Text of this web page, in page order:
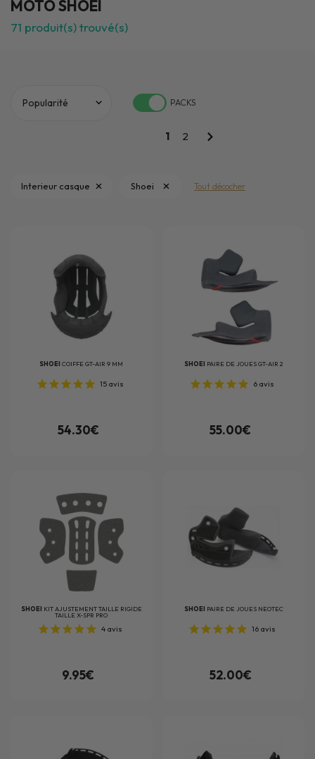
MOTO SHOEI
71 produit(s) trouvé(s)
PACKS
1 2
Interieur casque Shoei Tout décocher
SHOEICOIFFE GT-AIR 9 MM
15avis
54.30€
SHOEI PAIRE DE JOUES GT-AIR 2
6 avis
55.00€
SHOEI KIT AJUSTEMENT TAILLE RIGIDE
TAILLE X-SPR PRO
4avis
9.95€
SHOEI PAIRE DE JOUES NEOTEC
16 avis
52.00€